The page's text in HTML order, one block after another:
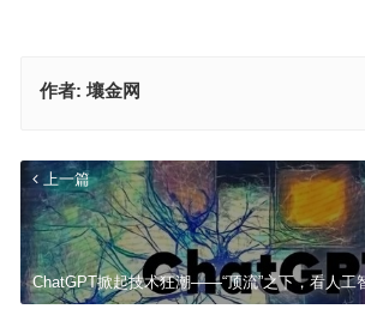
作者: 壤金网
上一篇
ChatGPT掀起技术狂潮——“顶流”之下，看人工